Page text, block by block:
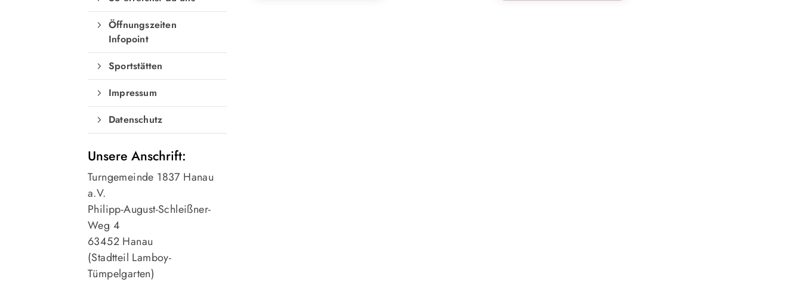
Öffnungszeiten
Infopoint
Sportstätten
Impressum
Datenschutz
Unsere Anschrift:
Turngemeinde 1837 Hanau
a.V.
Philipp-August-Schleißner-
Weg 4
63452 Hanau
(Stadtteil Lamboy-
Tümpelgarten)
Geschäftsstelle